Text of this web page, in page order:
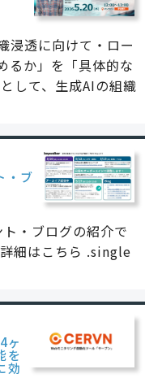
浸透に向けて・ロー
るか」を「具体的な
して、生成AIの組織
・ブ
・ブログの紹介で
細はこちら .single
ヶ
を
効